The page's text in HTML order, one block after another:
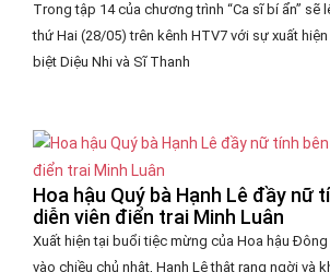
Trong tập 14 của chương trình “Ca sĩ bí ẩn” sẽ
thứ Hai (28/05) trên kênh HTV7 với sự xuất
biệt Diệu Nhi và Sĩ Thanh
Hoa hậu Quý bà Hạnh Lê đầy nữ
diễn viên điển trai Minh Luân
Xuất hiện tại buổi tiệc mừng của Hoa hậu
vào chiều chủ nhật, Hạnh Lê thật rạng ngời và